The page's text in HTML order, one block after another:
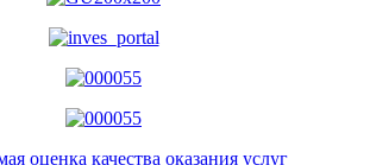
оценка качества оказания услуг